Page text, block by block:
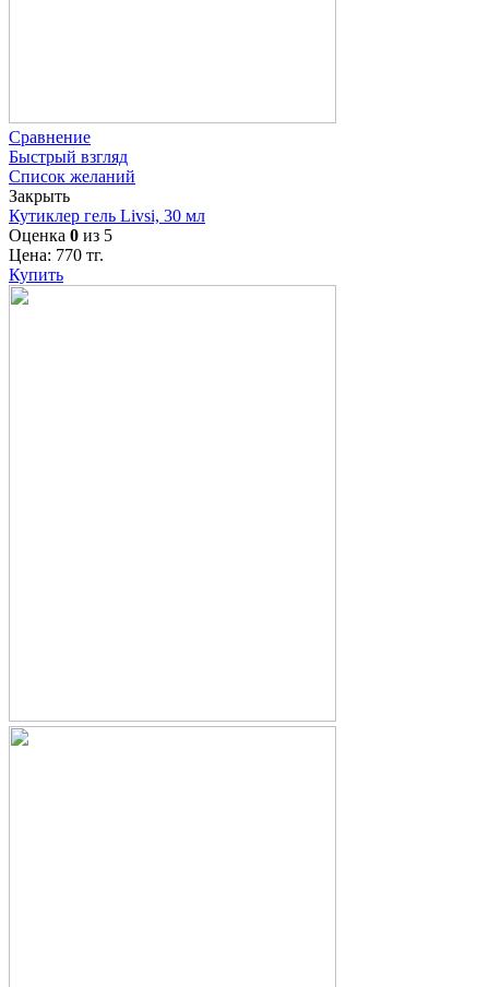
Сравнение
Быстрый взгляд
Список желаний
Закрыть
Кутиклер гель Livsi, 30 мл
Оценка 0 из 5
Цена: 770 тг.
Купить